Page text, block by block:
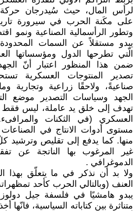
لرأس المال، حيث سُيدرجان حركة
على مكَنة الحرب في سيرورة
وتطور الرأسمالية الصناعية ‏ونمو
يبدو مستقلاً عن ‏السمات المحدودة
الّتي تطرحها ‏الدول ومؤسساتها
ضمن هذا ‏المنظور اعتبار أنّ
تصدير ‏المنتوجات العسكرية
‏صناعيةً، ولاحقًا زراعية وتجارية
الجهد وسياسات التصدير موضع
تهدف إلى خلق يد عاملة، ليس فقط
العسكري (في الثكنات
مستوى أدوات الانتاج في ‏الصناعات
منها. كما يدفع إلى ‏تقليص وترشيد
غير المرغوب ‏بها الناتجة عن
الدموغرافي ‏.‏
ولا بد أن نذكر في ما يتعلّق بهذا
العنف (وبالتالي الحرب كأحد
يبدو هامشيًا في فلسفة جيل
متناثرة بين كتاباته ‏السياسية،